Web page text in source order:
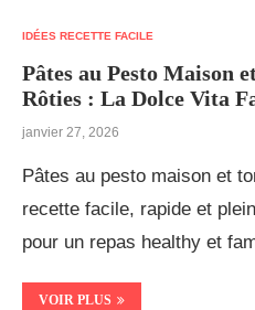
IDÉES RECETTE FACILE
Pâtes au Pesto Maison
Rôties : La Dolce Vita
janvier 27, 2026
Pâtes au pesto maison et
recette facile, rapide et
pour un repas healthy et
VOIR PLUS